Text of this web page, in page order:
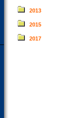
2013
2015
2017